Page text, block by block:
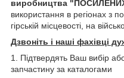
виробництва
використання в регіонах з
гірській місцевості, на
Дзвоніть і наші фахівці
1. Підтвердять Ваш вибір
запчастину за каталогами